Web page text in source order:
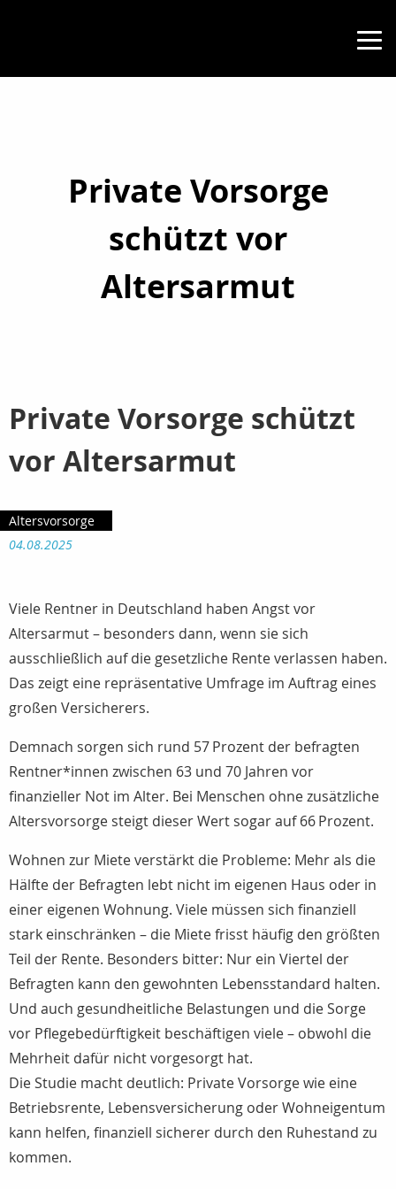
Private Vorsorge
schützt vor
Altersarmut
Private Vorsorge schützt
vor Altersarmut
Altersvorsorge
04.08.2025
Viele Rentner in Deutschland haben Angst vor
Altersarmut – besonders dann, wenn sie sich
ausschließlich auf die gesetzliche Rente verlassen haben.
Das zeigt eine repräsentative Umfrage im Auftrag eines
großen Versicherers.
Demnach sorgen sich rund 57 Prozent der befragten
Rentner*innen zwischen 63 und 70 Jahren vor
finanzieller Not im Alter. Bei Menschen ohne zusätzliche
Altersvorsorge steigt dieser Wert sogar auf 66 Prozent.
Wohnen zur Miete verstärkt die Probleme: Mehr als die
Hälfte der Befragten lebt nicht im eigenen Haus oder in
einer eigenen Wohnung. Viele müssen sich finanziell
stark einschränken – die Miete frisst häufig den größten
Teil der Rente. Besonders bitter: Nur ein Viertel der
Befragten kann den gewohnten Lebensstandard halten.
Und auch gesundheitliche Belastungen und die Sorge
vor Pflegebedürftigkeit beschäftigen viele – obwohl die
Mehrheit dafür nicht vorgesorgt hat.
Die Studie macht deutlich: Private Vorsorge wie eine
Betriebsrente, Lebensversicherung oder Wohneigentum
kann helfen, finanziell sicherer durch den Ruhestand zu
kommen.